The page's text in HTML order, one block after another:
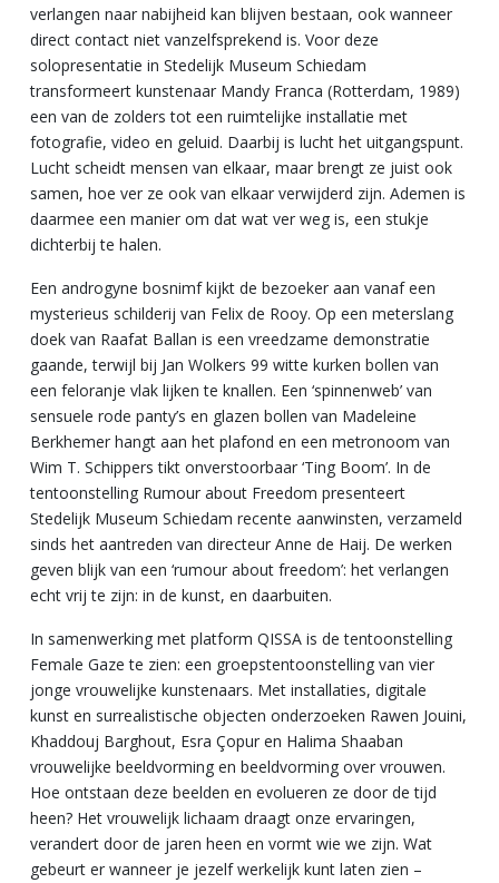
verlangen naar nabijheid kan blijven bestaan, ook wanneer
direct contact niet vanzelfsprekend is. Voor deze
solopresentatie in Stedelijk Museum Schiedam
transformeert kunstenaar Mandy Franca (Rotterdam, 1989)
een van de zolders tot een ruimtelijke installatie met
fotografie, video en geluid. Daarbij is lucht het uitgangspunt.
Lucht scheidt mensen van elkaar, maar brengt ze juist ook
samen, hoe ver ze ook van elkaar verwijderd zijn. Ademen is
daarmee een manier om dat wat ver weg is, een stukje
dichterbij te halen.
Een androgyne bosnimf kijkt de bezoeker aan vanaf een
mysterieus schilderij van Felix de Rooy. Op een meterslang
doek van Raafat Ballan is een vreedzame demonstratie
gaande, terwijl bij Jan Wolkers 99 witte kurken bollen van
een feloranje vlak lijken te knallen. Een ‘spinnenweb’ van
sensuele rode panty’s en glazen bollen van Madeleine
Berkhemer hangt aan het plafond en een metronoom van
Wim T. Schippers tikt onverstoorbaar ‘Ting Boom’. In de
tentoonstelling Rumour about Freedom presenteert
Stedelijk Museum Schiedam recente aanwinsten, verzameld
sinds het aantreden van directeur Anne de Haij. De werken
geven blijk van een ‘rumour about freedom’: het verlangen
echt vrij te zijn: in de kunst, en daarbuiten.
In samenwerking met platform QISSA is de tentoonstelling
Female Gaze te zien: een groepstentoonstelling van vier
jonge vrouwelijke kunstenaars. Met installaties, digitale
kunst en surrealistische objecten onderzoeken Rawen Jouini,
Khaddouj Barghout, Esra Çopur en Halima Shaaban
vrouwelijke beeldvorming en beeldvorming over vrouwen.
Hoe ontstaan deze beelden en evolueren ze door de tijd
heen? Het vrouwelijk lichaam draagt onze ervaringen,
verandert door de jaren heen en vormt wie we zijn. Wat
gebeurt er wanneer je jezelf werkelijk kunt laten zien –